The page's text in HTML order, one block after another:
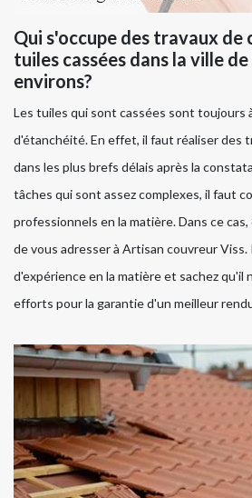
Qui s'occupe des travaux de
tuiles cassées dans la ville
environs?
Les tuiles qui sont cassées sont toujours
d'étanchéité. En effet, il faut réaliser des
dans les plus brefs délais après la
tâches qui sont assez complexes, il faut
professionnels en la matière. Dans ce
de vous adresser à Artisan couvreur Viss.
d'expérience en la matière et sachez qu'il
efforts pour la garantie d'un meilleur